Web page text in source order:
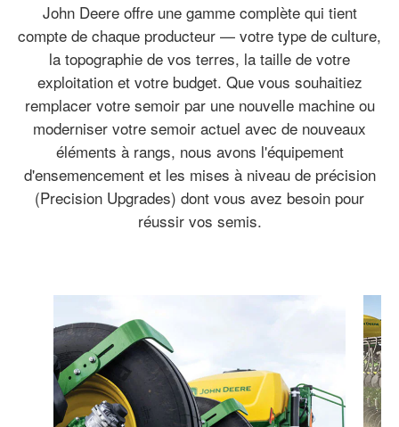
John Deere offre une gamme complète qui tient
compte de chaque producteur — votre type de culture,
la topographie de vos terres, la taille de votre
exploitation et votre budget. Que vous souhaitiez
remplacer votre semoir par une nouvelle machine ou
moderniser votre semoir actuel avec de nouveaux
éléments à rangs, nous avons l'équipement
d'ensemencement et les mises à niveau de précision
(Precision Upgrades) dont vous avez besoin pour
réussir vos semis.